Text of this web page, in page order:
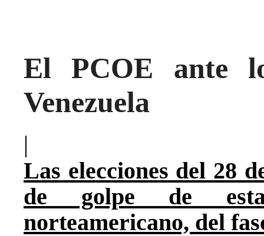
El PCOE ante
Venezuela
|
Las elecciones del 28
de golpe de
norteamericano, del